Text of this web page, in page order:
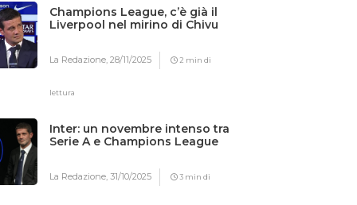
Champions League, c’è già il
Liverpool nel mirino di Chivu
La Redazione,28/11/2025 2 min di
lettura
Inter: un novembre intenso tra
Serie A e Champions League
La Redazione,31/10/2025 3 min di